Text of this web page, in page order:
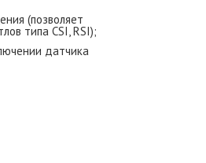
(позволяет
типа CSI, RSI);
датчика